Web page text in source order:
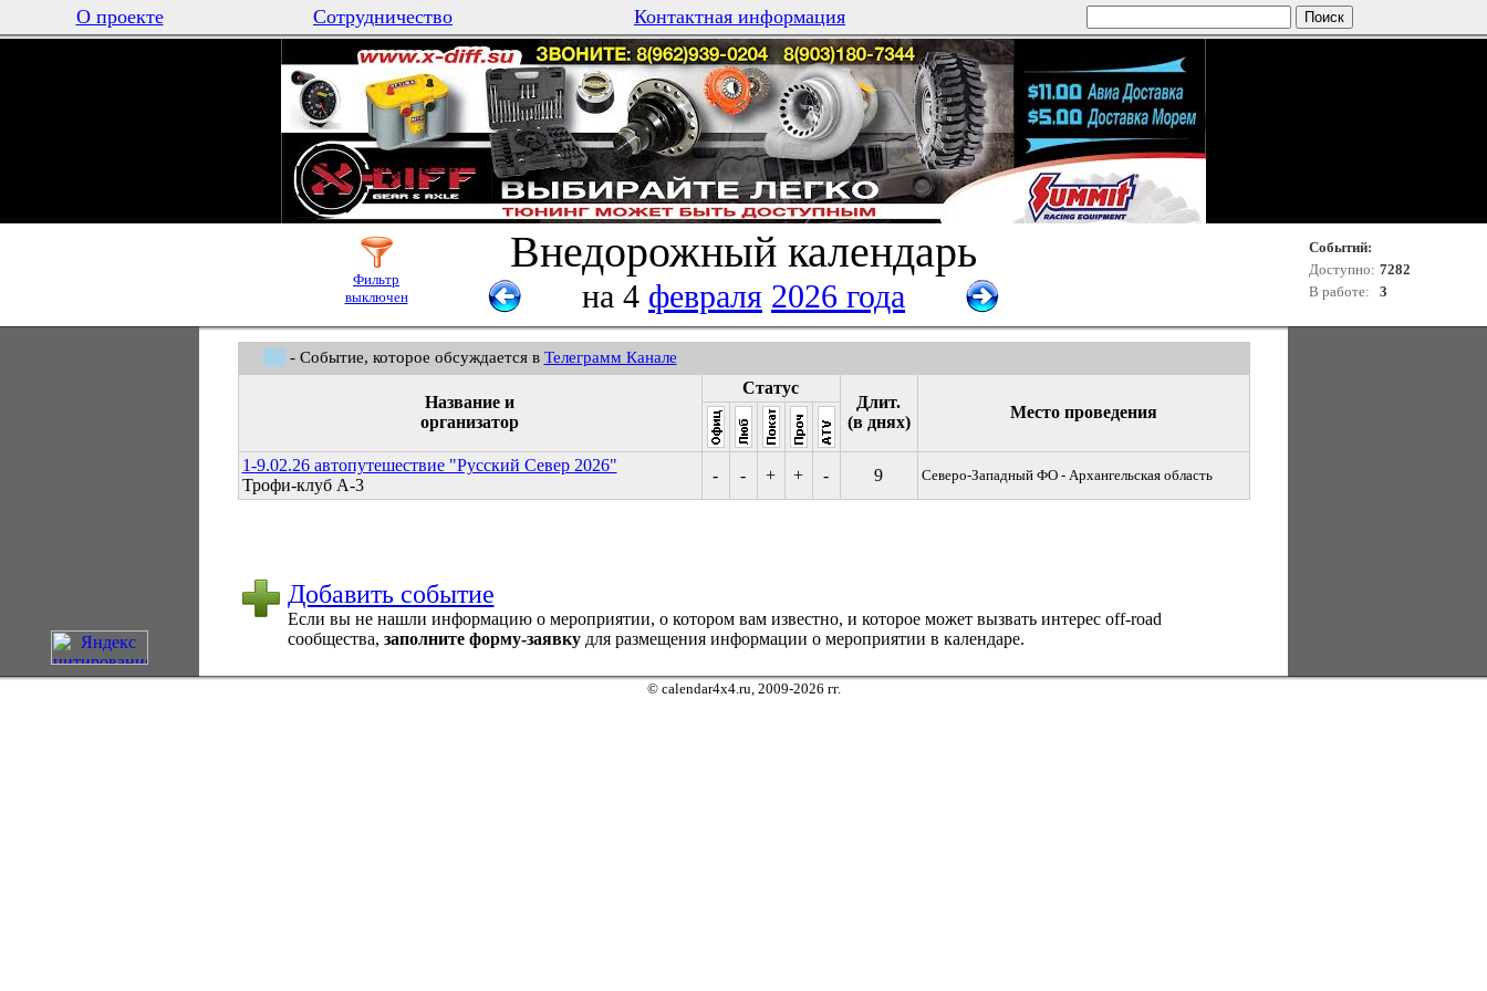
О проекте Сотрудничество Контактная информация
Фильтр
выключен
Внедорожный календарь
на 4 февраля 2026 года
Событий:
Доступно: 7282
В работе:
3
- Событие, которое обсуждается в Телеграмм Канале
Название и
организатор
Статус
Длит.
(в днях)
Место проведения
1-9.02.26 автопутешествие "Русский Север 2026"
Трофи-клуб А-3
- - + + - 9 Северо-Западный ФО - Архангельская область
Добавить событие
Если вы не нашли информацию о мероприятии, о котором вам известно, и которое может вызвать интерес оff-road
сообщества, заполните форму-заявкудля размещения информации о мероприятии в календаре.
© calendar4x4.ru, 2009-2026 гг.